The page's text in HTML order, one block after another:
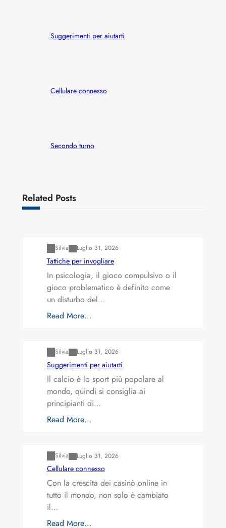
Suggerimenti per aiutarti
Cellulare connesso
Secondo turno
Related Posts
Silvia Luglio 31, 2026
Tattiche per invogliare
In psicologia, il gioco compulsivo o il
gioco problematico è definito come
un disturbo del…
Read More…
Silvia Luglio 31, 2026
Suggerimenti per aiutarti
Il calcio è lo sport più popolare al
mondo, quindi si consiglia ai
principianti di…
Read More…
Silvia Luglio 31, 2026
Cellulare connesso
Con la crescita dei casinò online in
tutto il mondo, non solo è cambiato
il…
Read More…